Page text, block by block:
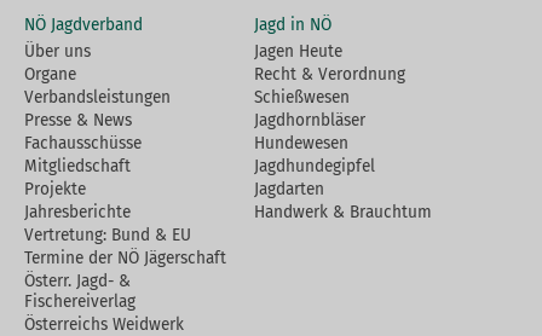
NÖ Jagdverband
Über uns
Organe
Verbandsleistungen
Presse & News
Fachausschüsse
Mitgliedschaft
Projekte
Jahresberichte
Vertretung: Bund & EU
Termine der NÖ Jägerschaft
Österr. Jagd- &
Fischereiverlag
Österreichs Weidwerk
Jagd in NÖ
Jagen Heute
Recht & Verordnung
Schießwesen
Jagdhornbläser
Hundewesen
Jagdhundegipfel
Jagdarten
Handwerk & Brauchtum